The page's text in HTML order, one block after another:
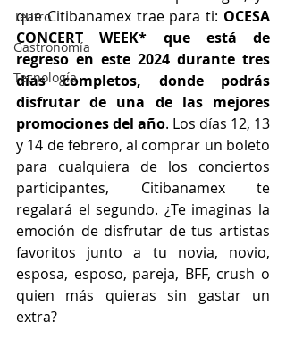
Teatro
Gastronomía
Tecnología
que Citibanamex trae para ti: OCESA
CONCERT WEEK* que está de
regreso en este 2024 durante tres
días completos, donde podrás
disfrutar de una de las mejores
promociones del año. Los días 12, 13
y 14 de febrero, al comprar un boleto
para cualquiera de los conciertos
participantes, Citibanamex te
regalará el segundo. ¿Te imaginas la
emoción de disfrutar de tus artistas
favoritos junto a tu novia, novio,
esposa, esposo, pareja, BFF, crush o
quien más quieras sin gastar un
extra?